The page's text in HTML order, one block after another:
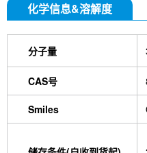
化学信息&溶解度
分子量
CAS号
Smiles